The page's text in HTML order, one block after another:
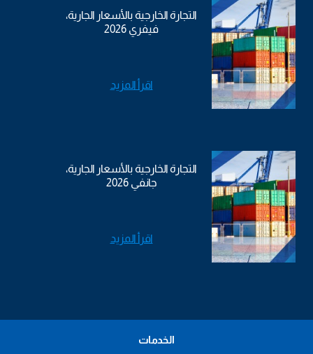
التجارة الخارجية بالأسعار الجارية،
فيفري 2026
اقرأ المزيد
التجارة الخارجية بالأسعار الجارية،
جانفي 2026
اقرأ المزيد
الخدمات